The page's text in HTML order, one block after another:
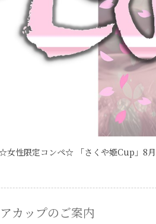
女性限定コンペ☆ 「さくや姫Cup」8
カップのご案内